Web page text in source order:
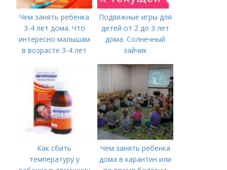
Чем занять ребенка
3-4 лет дома. Что
интересно малышам
в возрасте 3-4 лет
Подвижные игры для
детей от 2 до 3 лет
дома. Солнечный
зайчик
Как сбить
температуру у
Чем занять ребенка
дома в карантин или